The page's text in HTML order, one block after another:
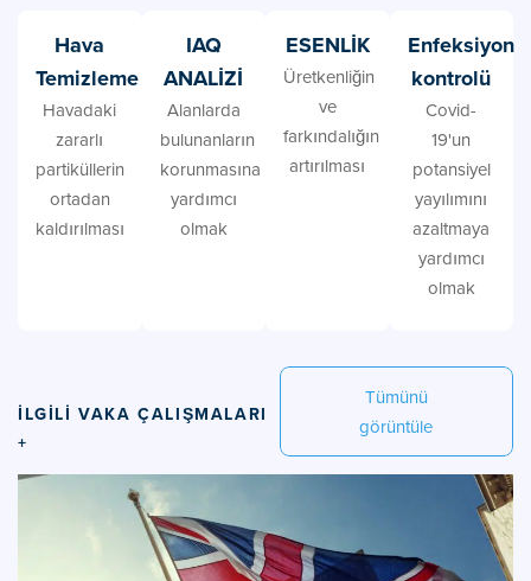
Hava
Temizleme
Havadaki
zararlı
partiküllerin
ortadan
kaldırılması
IAQ
ANALİZİ
Alanlarda
bulunanların
korunmasına
yardımcı
olmak
ESENLİK
Üretkenliğin
ve
farkındalığın
artırılması
Enfeksiyon
kontrolü
Covid-
19'un
potansiyel
yayılımını
azaltmaya
yardımcı
olmak
İLGILI VAKA ÇALIŞMALARI
+
Tümünü
görüntüle